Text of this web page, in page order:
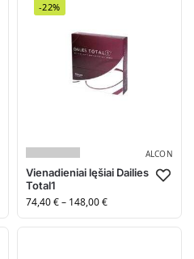
-22%
ALCON
Vienadieniai lęšiai Dailies
Total1
74,40€– 148,00€